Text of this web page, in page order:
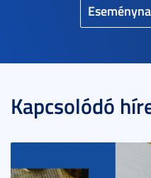
Kapcsolódó